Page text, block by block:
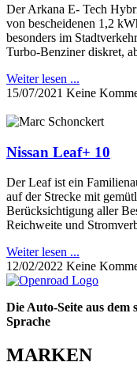
Der Arkana E- Tech
von bescheidenen 1,2
besonders im
Turbo-Benziner diskret,
Weiter lesen ...
15/07/2021 Keine
Nissan Leaf+ 10
Der Leaf ist ein
auf der Strecke mit
Berücksichtigung aller
Reichweite und
Weiter lesen ...
12/02/2022 Keine
Die Auto-Seite aus
Sprache
MARKEN